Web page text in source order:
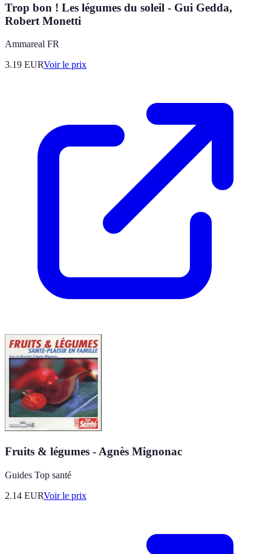
Trop bon ! Les légumes du soleil - Gui Gedda,
Robert Monetti
Ammareal FR
3.19 EURVoir le prix
Fruits & légumes - Agnès Mignonac
Guides Top santé
2.14 EURVoir le prix